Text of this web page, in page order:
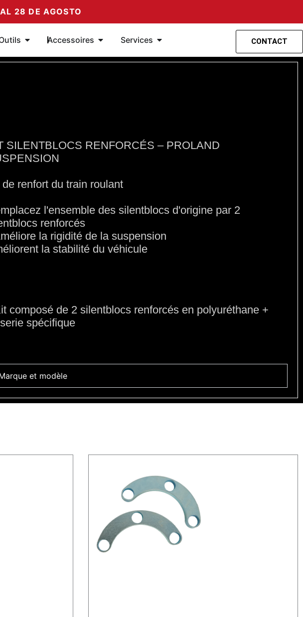
28 DE AGOSTO
Compléments de suspension
Outils Ouvrir les outils
Accessoires Ouvrir Accessoires
Services Ouvrir les Services CONTACT
SILENTBLOCS RENFORCÉS – PROLAND
de renfort du train roulant
l'ensemble des silentblocs d'origine par 2
renforcés
la rigidité de la suspension
la stabilité du véhicule
composé de 2 silentblocs renforcés en polyuréthane +
spécifique
et modèle